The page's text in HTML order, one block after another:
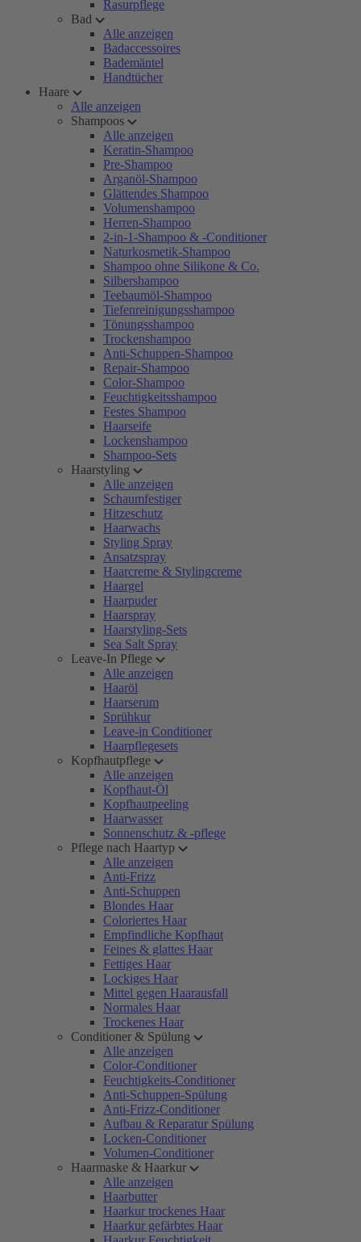
Rasurpflege
Bad
Alle anzeigen
Badaccessoires
Bademäntel
Handtücher
Haare
Alle anzeigen
Shampoos
Alle anzeigen
Keratin-Shampoo
Pre-Shampoo
Arganöl-Shampoo
Glättendes Shampoo
Volumenshampoo
Herren-Shampoo
2-in-1-Shampoo & -Conditioner
Naturkosmetik-Shampoo
Shampoo ohne Silikone & Co.
Silbershampoo
Teebaumöl-Shampoo
Tiefenreinigungsshampoo
Tönungsshampoo
Trockenshampoo
Anti-Schuppen-Shampoo
Repair-Shampoo
Color-Shampoo
Feuchtigkeitsshampoo
Festes Shampoo
Haarseife
Lockenshampoo
Shampoo-Sets
Haarstyling
Alle anzeigen
Schaumfestiger
Hitzeschutz
Haarwachs
Styling Spray
Ansatzspray
Haarcreme & Stylingcreme
Haargel
Haarpuder
Haarspray
Haarstyling-Sets
Sea Salt Spray
Leave-In Pflege
Alle anzeigen
Haaröl
Haarserum
Sprühkur
Leave-in Conditioner
Haarpflegesets
Kopfhautpflege
Alle anzeigen
Kopfhaut-Öl
Kopfhautpeeling
Haarwasser
Sonnenschutz & -pflege
Pflege nach Haartyp
Alle anzeigen
Anti-Frizz
Anti-Schuppen
Blondes Haar
Coloriertes Haar
Empfindliche Kopfhaut
Feines & glattes Haar
Fettiges Haar
Lockiges Haar
Mittel gegen Haarausfall
Normales Haar
Trockenes Haar
Conditioner & Spülung
Alle anzeigen
Color-Conditioner
Feuchtigkeits-Conditioner
Anti-Schuppen-Spülung
Anti-Frizz-Conditioner
Aufbau & Reparatur Spülung
Locken-Conditioner
Volumen-Conditioner
Haarmaske & Haarkur
Alle anzeigen
Haarbutter
Haarkur trockenes Haar
Haarkur gefärbtes Haar